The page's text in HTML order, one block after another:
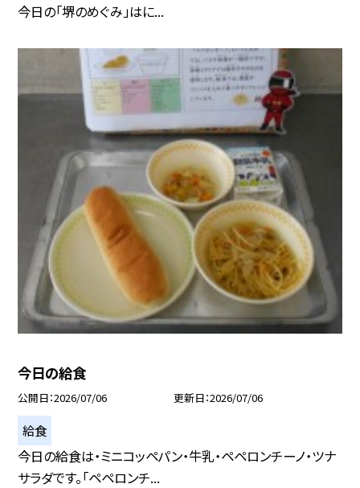
今日の「堺のめぐみ」はに...
今日の給食
公開日 2026/07/06 更新日 2026/07/06
給食
今日の給食は・ミニコッペパン・牛乳・ペペロンチーノ・ツナ
サラダです。「ペペロンチ...